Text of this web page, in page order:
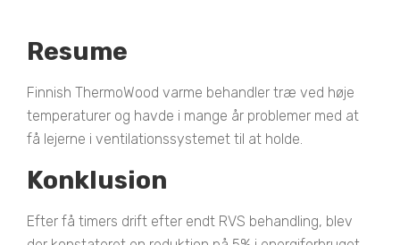
Resume
Finnish ThermoWood varme behandler træ ved høje
temperaturer og havde i mange år problemer med at
få lejerne i ventilationssystemet til at holde.
Konklusion
Efter få timers drift efter endt RVS behandling, blev